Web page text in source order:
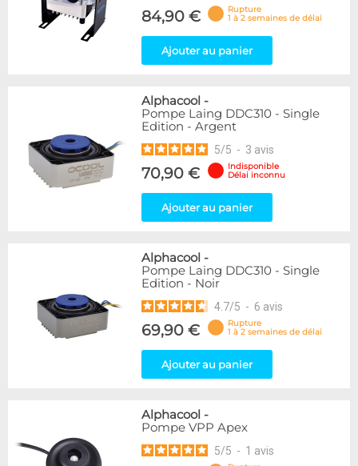
84,90 €
Rupture
1 à 2 semaines de délai
Ajouter au panier
Alphacool -
Pompe Laing DDC310 - Single
Edition - Argent
5/5 - 3 avis
70,90 €
Indisponible
Délai inconnu
Ajouter au panier
Alphacool -
Pompe Laing DDC310 - Single
Edition - Noir
4.7/5 - 6 avis
69,90 €
Rupture
1 à 2 semaines de délai
Ajouter au panier
Alphacool -
Pompe VPP Apex
5/5 - 1 avis